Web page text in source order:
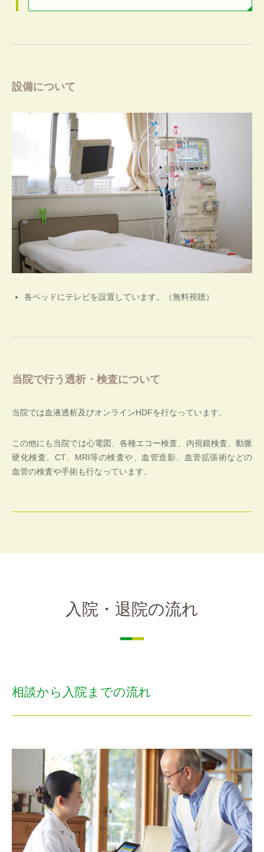
設備について
各ベッドにテレビを設置しています。（無料視聴）
当院で行う透析・検査について
当院では血液透析及びオンラインHDFを行なっています。
この他にも当院では心電図、各種エコー検査、内視鏡検査、動脈
硬化検査、CT、MRI等の検査や、血管造影、血管拡張術などの
血管の検査や手術も行なっています。
入院・退院の流れ
相談から入院までの流れ